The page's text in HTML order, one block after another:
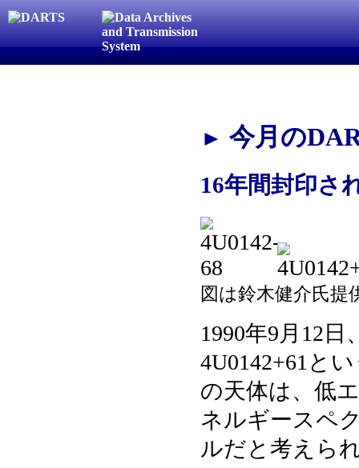
► 今月の
16年間封印さ
図は鈴木健介氏提
1990年9月12日
4U0142+61と
の天体は、低
ネルギースペ
ルだと考えら